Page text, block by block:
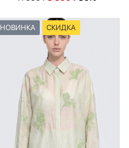
НОВИНКА СКИДКА